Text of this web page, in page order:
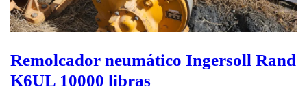
Remolcador neumático Ingersoll Rand
K6UL 10000 libras